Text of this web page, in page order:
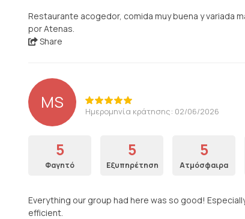
Restaurante acogedor, comida muy buena y variada
por Atenas.
Share
MS Ημερομηνία κράτησης: 02/06/2026
5
Φαγητό
5
Εξυπηρέτηση
5
Ατμόσφαιρα
Everything our group had here was so good!
efficient.